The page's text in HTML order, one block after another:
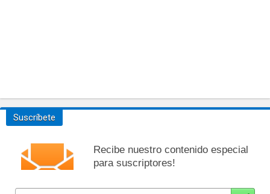
Suscríbete
Recibe nuestro contenido especial
para suscriptores!